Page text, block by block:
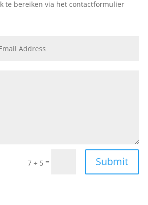
te bereiken via het contactformulier
7 + 5= Submit